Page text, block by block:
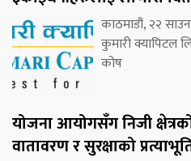
काठमाडौं, २२ साउन
कुमारी क्यापिटल
कोष
योजना आयोगसँग निजी
वातावरण र सुरक्षाको